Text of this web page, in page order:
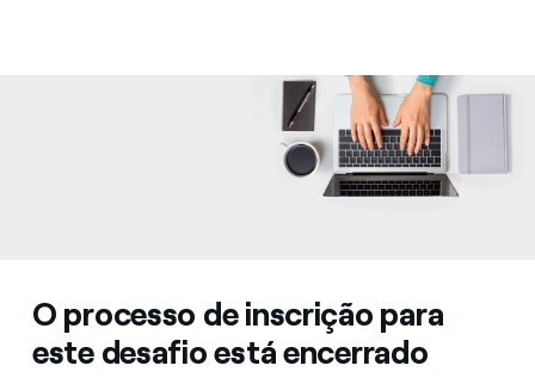
O processo de inscrição para
este desafio está encerrado